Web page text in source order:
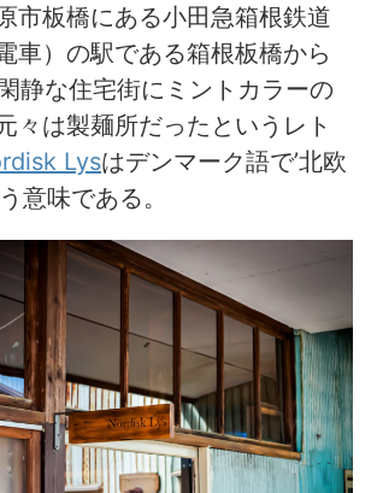
市板橋にある小田急箱根鉄道
車）の駅である箱根板橋から
静な住宅街にミントカラーの
々は製麺所だったというレト
Lysはデンマーク語で’北欧
意味である。